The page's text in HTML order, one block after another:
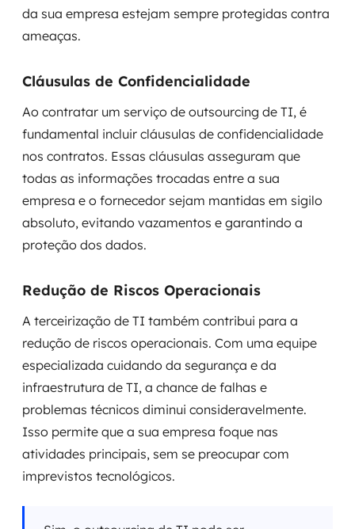
da sua empresa estejam sempre protegidas contra
ameaças.
Cláusulas de Confidencialidade
Ao contratar um serviço de outsourcing de TI, é
fundamental incluir cláusulas de confidencialidade
nos contratos. Essas cláusulas asseguram que
todas as informações trocadas entre a sua
empresa e o fornecedor sejam mantidas em sigilo
absoluto, evitando vazamentos e garantindo a
proteção dos dados.
Redução de Riscos Operacionais
A terceirização de TI também contribui para a
redução de riscos operacionais. Com uma equipe
especializada cuidando da segurança e da
infraestrutura de TI, a chance de falhas e
problemas técnicos diminui consideravelmente.
Isso permite que a sua empresa foque nas
atividades principais, sem se preocupar com
imprevistos tecnológicos.